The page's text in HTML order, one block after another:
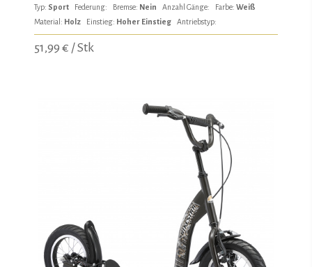
Typ: Sport Federung: Bremse: Nein Anzahl Gänge: Farbe: Weiß
Material: Holz Einstieg: Hoher Einstieg Antriebstyp:
51,99 € / Stk